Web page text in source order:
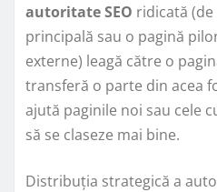
autoritate SEO ridicată
principală sau o pagină
externe) leagă către o
transferă o parte din acea
ajută paginile noi sau cele
să se claseze mai bine.
Distribuția strategică a